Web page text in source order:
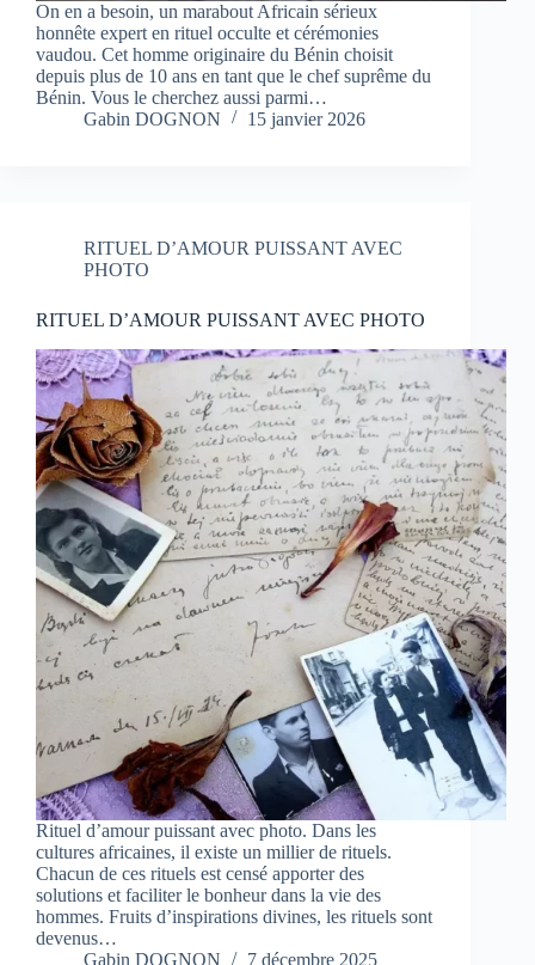
On en a besoin, un marabout Africain sérieux
honnête expert en rituel occulte et cérémonies
vaudou. Cet homme originaire du Bénin choisit
depuis plus de 10 ans en tant que le chef suprême du
Bénin. Vous le cherchez aussi parmi…
Gabin DOGNON
15 janvier 2026
RITUEL D’AMOUR PUISSANT AVEC
PHOTO
RITUEL D’AMOUR PUISSANT AVEC PHOTO
Rituel d’amour puissant avec photo. Dans les
cultures africaines, il existe un millier de rituels.
Chacun de ces rituels est censé apporter des
solutions et faciliter le bonheur dans la vie des
hommes. Fruits d’inspirations divines, les rituels sont
devenus…
Gabin DOGNON
7 décembre 2025